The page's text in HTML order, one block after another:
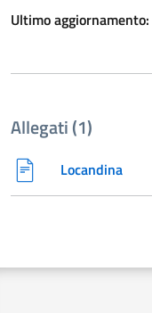
Ultimo aggiornamento:
Allegati (1)
Locandina